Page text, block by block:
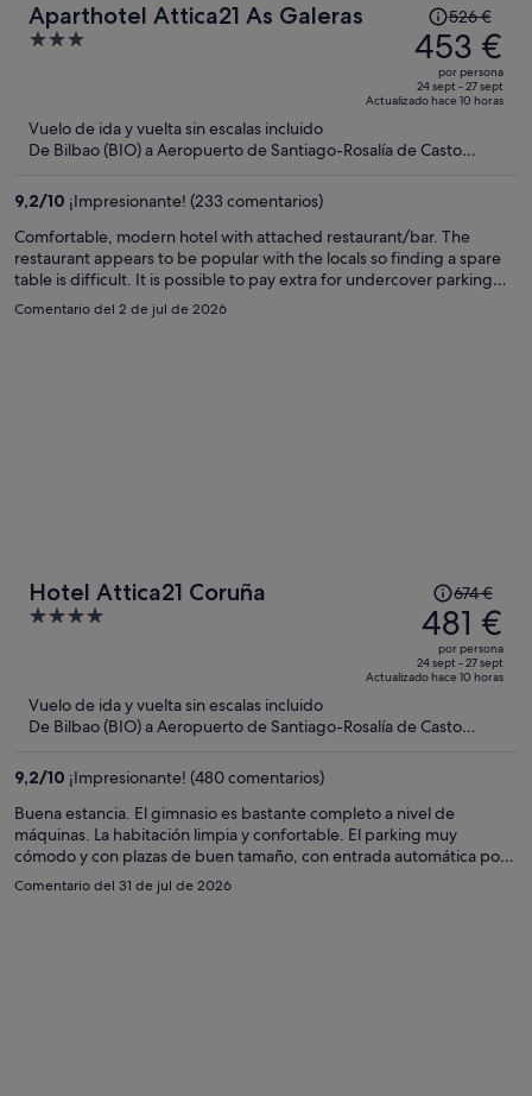
Aparthotel Attica21 As Galeras
3
5
precio
era
de
526 €,
ahora
es
por
persona
526 €
453 €
por persona
24 sept - 27 sept
Actualizado hace 10 horas
Vuelo de ida y vuelta sin escalas incluido
De Bilbao (BIO) a Aeropuerto de Santiago-Rosalía de Casto
9,2/10 ¡Impresionante! (233 comentarios)
Comfortable, modern hotel with attached restaurant/bar. The
restaurant appears to be popular with the locals so finding a spare
table is difficult. It is possible to pay extra for undercover parking
but it isn't really necessary as there is lots of free parking on the
Comentario del 2 de jul de 2026
Hotel Attica21 Coruña
4
El
precio
era
de
674 €,
es
por
persona
674 €
481 €
por persona
24 sept - 27 sept
Actualizado hace 10 horas
Vuelo de ida y vuelta sin escalas incluido
De Bilbao (BIO) a Aeropuerto de Santiago-Rosalía de Casto
9,2/10 ¡Impresionante! (480 comentarios)
Buena estancia. El gimnasio es bastante completo a nivel de
máquinas. La habitación limpia y confortable. El parking muy
cómodo y con plazas de buen tamaño, con entrada automática por
matrícula. ¡Para repetir!
Comentario del 31 de jul de 2026